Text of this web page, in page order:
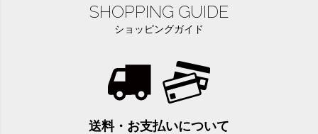
SHOPPING GUIDE
ショッピングガイド
送料・お支払いについて